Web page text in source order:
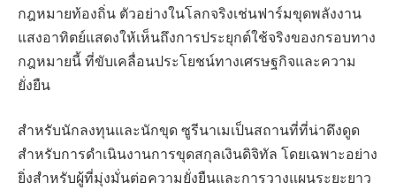
กฎหมายท้องถิ่น ตัวอย่างในโลกจริงเช่นฟาร์มขุดพลังงาน
แสงอาทิตย์แสดงให้เห็นถึงการประยุกต์ใช้จริงของกรอบทาง
กฎหมายนี้ ที่ขับเคลื่อนประโยชน์ทางเศรษฐกิจและความ
ยั่งยืน
สำหรับนักลงทุนและนักขุด ซูรีนาเมเป็นสถานที่ที่น่าดึงดูด
สำหรับการดำเนินงานการขุดสกุลเงินดิจิทัล โดยเฉพาะอย่าง
ยิ่งสำหรับผู้ที่มุ่งมั่นต่อความยั่งยืนและการวางแผนระยะยาว